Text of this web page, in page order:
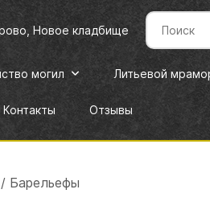
Новое кладбище
могил Литьевой
Контакты Отзывы
/ Барельефы